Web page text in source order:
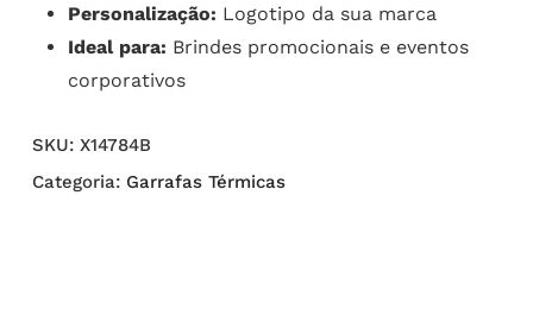
Personalização: Logotipo da sua marca
Ideal para: Brindes promocionais e eventos
corporativos
SKU: X14784B
Categoria: Garrafas Térmicas